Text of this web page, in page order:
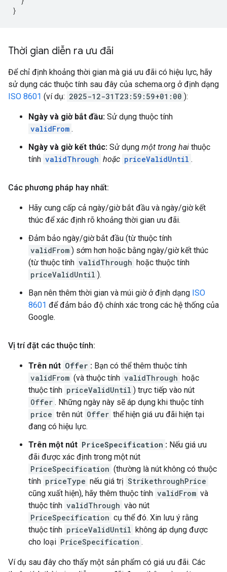
}
Thời gian diễn ra ưu đãi
Để chỉ định khoảng thời gian mà giá ưu đãi có hiệu lực, hãy
sử dụng các thuộc tính sau đây của schema.org ở định dạng
ISO 8601 (ví dụ: 2025-12-31T23:59:59+01:00 ):
Ngày và giờ bắt đầu: Sử dụng thuộc tính
validFrom .
Ngày và giờ kết thúc: Sử dụng một trong hai thuộc
tính validThrough hoặc priceValidUntil .
Các phương pháp hay nhất:
Hãy cung cấp cả ngày/giờ bắt đầu và ngày/giờ kết
thúc để xác định rõ khoảng thời gian ưu đãi.
Đảm bảo ngày/giờ bắt đầu (từ thuộc tính
validFrom ) sớm hơn hoặc bằng ngày/giờ kết thúc
(từ thuộc tính validThrough hoặc thuộc tính
priceValidUntil ).
Bạn nên thêm thời gian và múi giờ ở định dạng ISO
8601 để đảm bảo độ chính xác trong các hệ thống của
Google.
Vị trí đặt các thuộc tính:
Trên nút Offer : Bạn có thể thêm thuộc tính
validFrom (và thuộc tính validThrough hoặc
thuộc tính priceValidUntil ) trực tiếp vào nút
Offer . Những ngày này sẽ áp dụng khi thuộc tính
price trên nút Offer thể hiện giá ưu đãi hiện tại
đang có hiệu lực.
Trên một nút PriceSpecification : Nếu giá ưu
đãi được xác định trong một nút
PriceSpecification (thường là nút không có thuộc
tính priceType nếu giá trị StrikethroughPrice
cũng xuất hiện), hãy thêm thuộc tính validFrom và
thuộc tính validThrough vào nút
PriceSpecification cụ thể đó. Xin lưu ý rằng
thuộc tính priceValidUntil không áp dụng được
cho loại PriceSpecification .
Ví dụ sau đây cho thấy một sản phẩm có giá ưu đãi. Các